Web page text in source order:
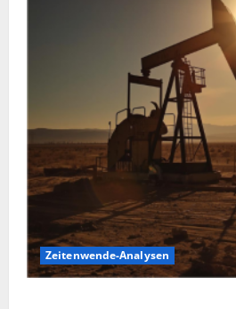
Zeitenwende-Analysen